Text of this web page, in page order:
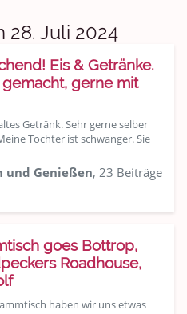
28. Juli 2024
Eis & Getränke.
gerne mit
Getränk. Sehr gerne selber
Tochter ist schwanger. Sie
und Genießen, 23 Beiträge
goes Bottrop,
Roadhouse,
haben wir uns etwas